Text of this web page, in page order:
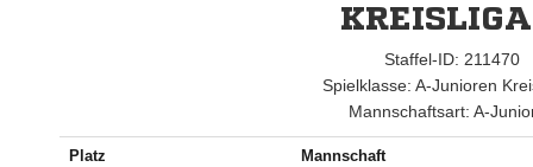
Staffel-ID: 211470
Spielklasse: A-Junioren
Mannschaftsart: A-
Platz Mannschaft